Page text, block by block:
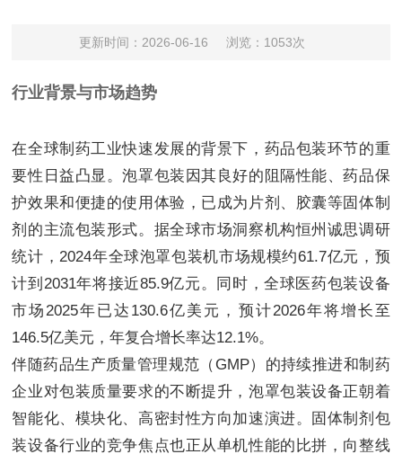
更新时间：2026-06-16 浏览：1053次
行业背景与市场趋势
在全球制药工业快速发展的背景下，药品包装环节的重
要性日益凸显。泡罩包装因其良好的阻隔性能、药品保
护效果和便捷的使用体验，已成为片剂、胶囊等固体制
剂的主流包装形式。据全球市场洞察机构恒州诚思调研
统计，2024年全球泡罩包装机市场规模约61.7亿元，预
计到2031年将接近85.9亿元。同时，全球医药包装设备
市场2025年已达130.6亿美元，预计2026年将增长至
146.5亿美元，年复合增长率达12.1%。
伴随药品生产质量管理规范（GMP）的持续推进和制药
企业对包装质量要求的不断提升，泡罩包装设备正朝着
智能化、模块化、高密封性方向加速演进。固体制剂包
装设备行业的竞争焦点也正从单机性能的比拼，向整线